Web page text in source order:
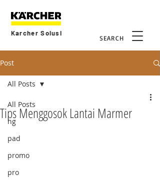
SEARCH
Karcher Solusi
Post
All Posts
hg
pad
promo
pro
All Posts
Tips Menggosok Lantai Marmer